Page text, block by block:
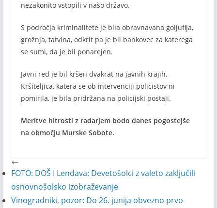
nezakonito vstopili v našo državo.
S področja kriminalitete je bila obravnavana goljufija,
grožnja, tatvina, odkrit pa je bil bankovec za katerega
se sumi, da je bil ponarejen.
Javni red je bil kršen dvakrat na javnih krajih.
Kršiteljica, katera se ob intervenciji policistov ni
pomirila, je bila pridržana na policijski postaji.
Meritve hitrosti z radarjem bodo danes pogostejše
na območju Murske Sobote.
FOTO: DOŠ I Lendava: Devetošolci z valeto zaključili
osnovnošolsko izobraževanje
Vinogradniki, pozor: Do 26. junija obvezno prvo